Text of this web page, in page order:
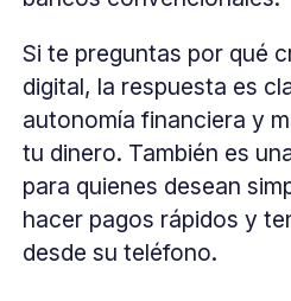
Si te preguntas por qué
digital, la respuesta es
autonomía financiera y
tu dinero. También es
para quienes desean
hacer pagos rápidos y
desde su teléfono.